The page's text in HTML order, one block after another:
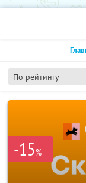
По рейтингу
-15%